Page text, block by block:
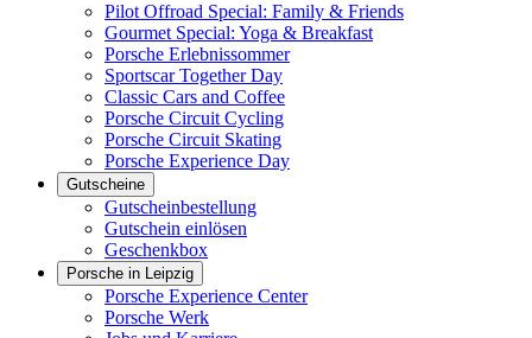
Pilot Offroad Special: Family & Friends
Gourmet Special: Yoga & Breakfast
Porsche Erlebnissommer
Sportscar Together Day
Classic Cars and Coffee
Porsche Circuit Cycling
Porsche Circuit Skating
Porsche Experience Day
Gutscheine
Gutscheinbestellung
Gutschein einlösen
Geschenkbox
Porsche in Leipzig
Porsche Experience Center
Porsche Werk